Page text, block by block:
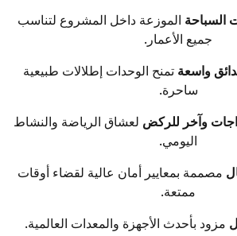
السباحة الموزعة داخل المشروع لتناسب
جميع الأعمار.
واسعة تمنح الوحدات إطلالات طبيعية
ساحرة.
وآخر للركض لعشاق الرياضة والنشاط
اليومي.
مصممة بمعايير أمان عالية لقضاء أوقات
ممتعة.
مزود بأحدث الأجهزة والمعدات العالمية.